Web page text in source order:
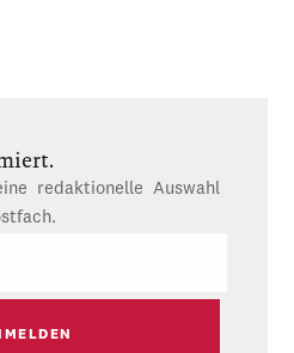
redaktionelle Auswahl